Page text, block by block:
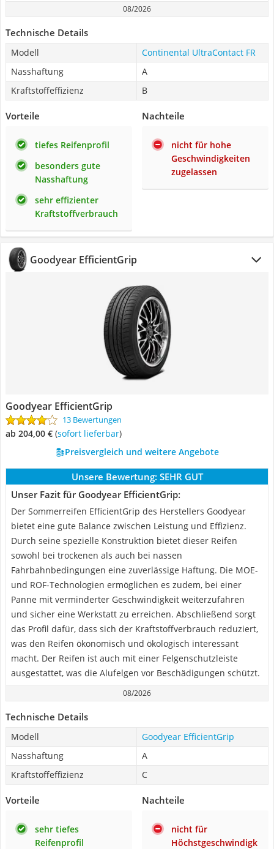
08/2026
Technische Details
Modell
Continental UltraContact FR
Nasshaftung
A
Kraftstoffeffizienz
B
Vorteile
tiefes Reifenprofil
besonders gute
Nasshaftung
sehr effizienter
Kraftstoffverbrauch
Nachteile
nicht für hohe
Geschwindigkeiten
zugelassen
Goodyear EfficientGrip
Goodyear EfficientGrip
13 Bewertungen
ab 204,00 € ( Sofort lieferbar)
Preisvergleich und weitere Angebote
Unsere Bewertung: SEHR GUT
Unser Fazit für Goodyear EfficientGrip:
Der Sommerreifen EfficientGrip des Herstellers Goodyear
bietet eine gute Balance zwischen Leistung und Effizienz.
Durch seine spezielle Konstruktion bietet dieser Reifen
sowohl bei trockenen als auch bei nassen
Fahrbahnbedingungen eine zuverlässige Haftung. Die MOE-
und ROF-Technologien ermöglichen es zudem, bei einer
Panne mit verminderter Geschwindigkeit weiterzufahren
und sicher eine Werkstatt zu erreichen. Abschließend sorgt
das Profil dafür, dass sich der Kraftstoffverbrauch reduziert,
was den Reifen ökonomisch und ökologisch interessant
macht. Der Reifen ist auch mit einer Felgenschutzleiste
ausgestattet, was die Alufelgen vor Beschädigungen schützt.
08/2026
Technische Details
Modell
Goodyear EfficientGrip
Nasshaftung
A
Kraftstoffeffizienz
C
Vorteile
sehr tiefes
Reifenprofil
Nachteile
nicht für
Höchstgeschwindigk